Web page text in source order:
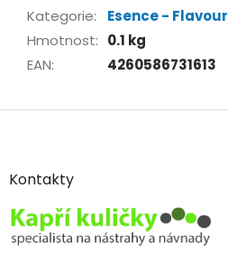
Kategorie:
Esence - Flavour
Hmotnost: 0.1 kg
EAN: 4260586731613
Z
aKontakty